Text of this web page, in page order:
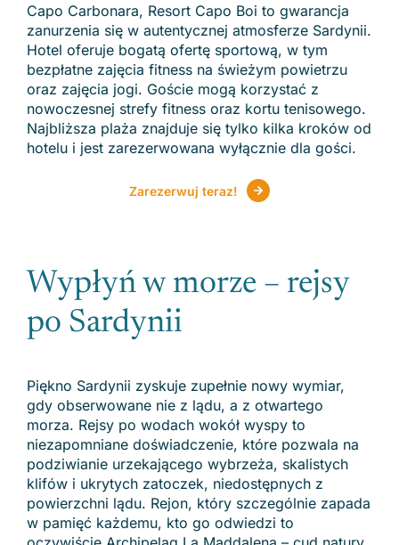
Capo Carbonara, Resort Capo Boi to gwarancja
zanurzenia się w autentycznej atmosferze Sardynii.
Hotel oferuje bogatą ofertę sportową, w tym
bezpłatne zajęcia fitness na świeżym powietrzu
oraz zajęcia jogi. Goście mogą korzystać z
nowoczesnej strefy fitness oraz kortu tenisowego.
Najbliższa plaża znajduje się tylko kilka kroków od
hotelu i jest zarezerwowana wyłącznie dla gości.
Zarezerwuj teraz!
Wypłyń w morze – rejsy
po Sardynii
Piękno Sardynii zyskuje zupełnie nowy wymiar,
gdy obserwowane nie z lądu, a z otwartego
morza. Rejsy po wodach wokół wyspy to
niezapomniane doświadczenie, które pozwala na
podziwianie urzekającego wybrzeża, skalistych
klifów i ukrytych zatoczek, niedostępnych z
powierzchni lądu. Rejon, który szczególnie zapada
w pamięć każdemu, kto go odwiedzi to